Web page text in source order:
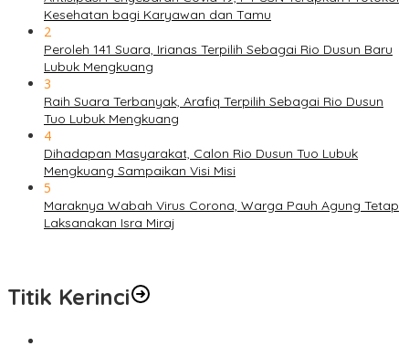
Kesehatan bagi Karyawan dan Tamu
2
Peroleh 141 Suara, Irianas Terpilih Sebagai Rio Dusun Baru
Lubuk Mengkuang
3
Raih Suara Terbanyak, Arafiq Terpilih Sebagai Rio Dusun
Tuo Lubuk Mengkuang
4
Dihadapan Masyarakat, Calon Rio Dusun Tuo Lubuk
Mengkuang Sampaikan Visi Misi
5
Maraknya Wabah Virus Corona, Warga Pauh Agung Tetap
Laksanakan Isra Miraj
Titik Kerinci